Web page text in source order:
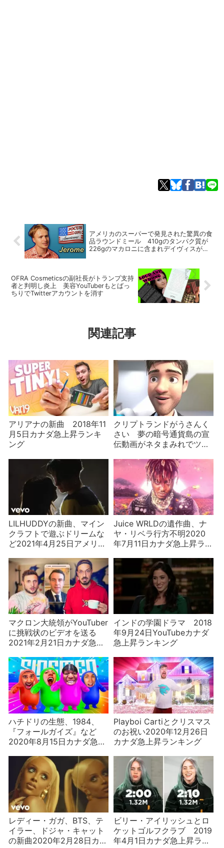
アメリカのスーパーで発見された驚異の食
品ラウンドミール 410gのタンパク質が
226gのマカロニに含まれデイヴィスが君
OFRA Cosmeticsの副社長がトランプ支持
者と判明し炎上 美容YouTuberもとばっ
ちりでTwitterアカウントを消す
関連記事
アリアナの新曲 2018年11
月5日カナダ急上昇ランキ
ング
クリプトランドがうさんく
さい 夢の暗号通貨島の宣
伝動画がネタまみれでツッ
LILHUDDYの新曲、マイン
クラフトで遊ぶドリームな
ど2021年4月25日アメリカ
Juice WRLDの遺作曲、ナ
ヤ・リベラ行方不明2020
年7月11日カナダ急上昇ラン
マクロン大統領がYouTuber
に挑戦状のビデオを送る
2021年2月21日カナダ急上
インドの学園ドラマ 2018
年9月24日YouTubeカナダ
急上昇ランキング
ハチドリの生態、1984、
『フォールガイズ』など
2020年8月15日カナダ急上
Playboi Cartiとクリスマス
のお祝い2020年12月26日
カナダ急上昇ランキング
レディー・ガガ、BTS、テ
イラー、ドジャ・キャット
の新曲2020年2月28日カナ
ビリー・アイリッシュとロ
ケットゴルフクラブ 2019
年4月1日カナダ急上昇ラン